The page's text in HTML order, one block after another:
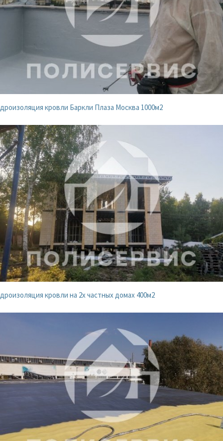
кровли Баркли Плаза Москва 1000м2
кровли на 2х частных домах 400м2